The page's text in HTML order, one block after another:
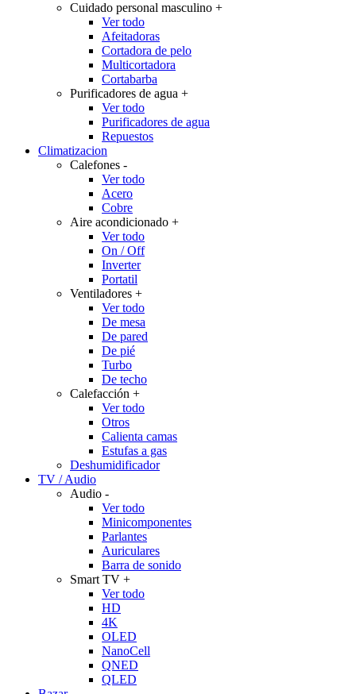
Cuidado personal masculino +
Ver todo
Afeitadoras
Cortadora de pelo
Multicortadora
Cortabarba
Purificadores de agua +
Ver todo
Purificadores de agua
Repuestos
Climatizacion
Calefones -
Ver todo
Acero
Cobre
Aire acondicionado +
Ver todo
On / Off
Inverter
Portatil
Ventiladores +
Ver todo
De mesa
De pared
De pié
Turbo
De techo
Calefacción +
Ver todo
Otros
Calienta camas
Estufas a gas
Deshumidificador
TV / Audio
Audio -
Ver todo
Minicomponentes
Parlantes
Auriculares
Barra de sonido
Smart TV +
Ver todo
HD
4K
OLED
NanoCell
QNED
QLED